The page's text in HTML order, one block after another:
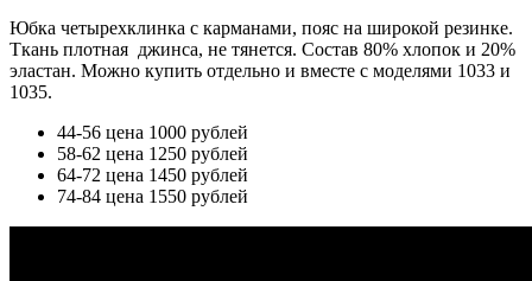
Юбка четырехклинка с карманами, пояс на широкой резинке.
Ткань плотная джинса, не тянется. Состав 80% хлопок и 20%
эластан. Можно купить отдельно и вместе с моделями 1033 и
1035.
44-56 цена 1000 рублей
58-62 цена 1250 рублей
64-72 цена 1450 рублей
74-84 цена 1550 рублей